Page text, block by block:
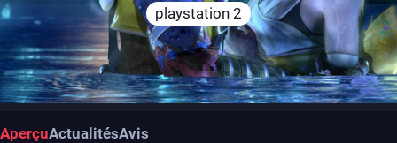
playstation 2
AperçuActualitésAvis